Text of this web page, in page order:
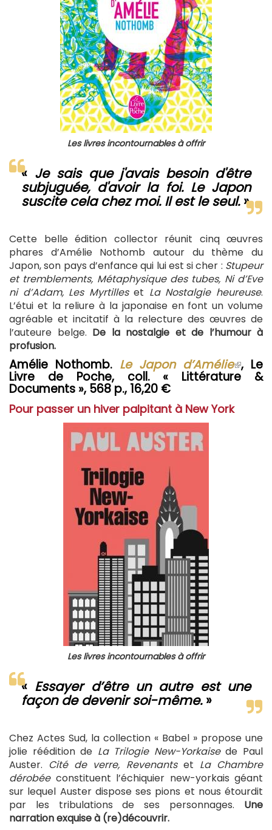
Les livres incontournables à offrir
« Je sais que j'avais besoin d'être
subjuguée, d'avoir la foi. Le Japon
suscite cela chez moi. Il est le seul.»
Cette belle édition collector réunit cinq œuvres
phares d’Amélie Nothomb autour du thème du
Japon, son pays d’enfance qui lui est si cher : Stupeur
et tremblements, Métaphysique des tubes, Ni d’Eve
ni d’Adam, Les Myrtilleset La Nostalgie heureuse.
L’étui et la reliure à la japonaise en font un volume
agréable et incitatif à la relecture des œuvres de
l’auteure belge. De la nostalgie et de l’humour à
profusion.
Amélie Nothomb. Le Japon d’Amélie(le
lien
, Le
Livre de Poche, coll. « Littérature &
Documents », 568 p., 16,20 €
Pour passer un hiver palpitant à New York
Les livres incontournables à offrir
« Essayer d’être un autre est une
façon de devenir soi-même.»
Chez Actes Sud, la collection « Babel » propose une
jolie réédition de La Trilogie New-Yorkaisede Paul
Auster. Cité de verre, Revenantset La Chambre
dérobéeconstituent l’échiquier new-yorkais géant
sur lequel Auster dispose ses pions et nous étourdit
par les tribulations de ses personnages. Une
narration exquise à (re)découvrir.